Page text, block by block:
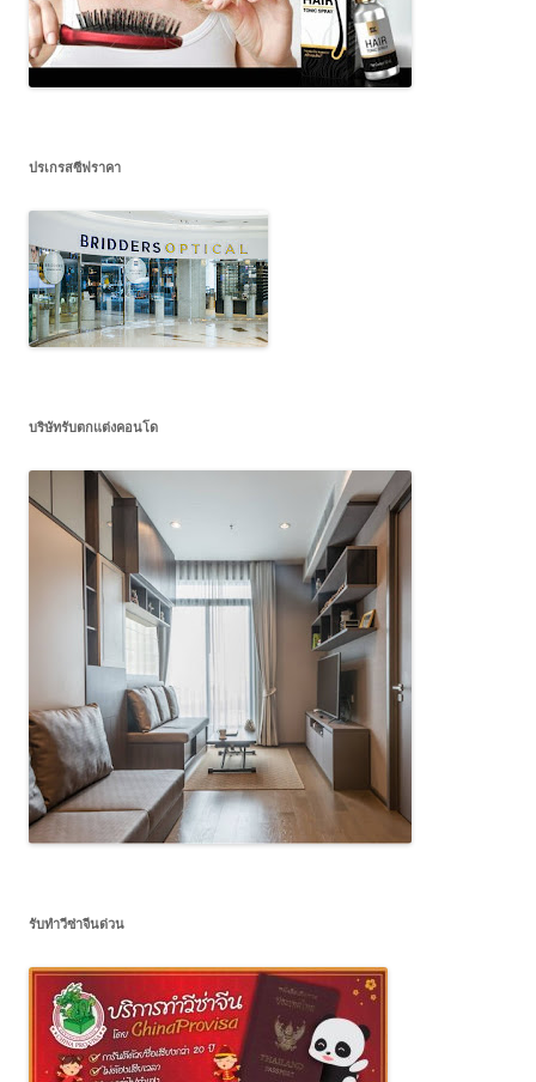
ปรเกรสซีฟราคา
บริษัทรับตกแต่งคอนโด
รับทำวีซ่าจีนด่วน